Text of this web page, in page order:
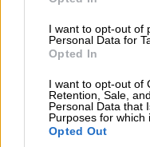
I want to opt-out of
Personal Data for
Opted In
I want to opt-out of
Retention, Sale,
Personal Data that
Purposes for which
Opted Out